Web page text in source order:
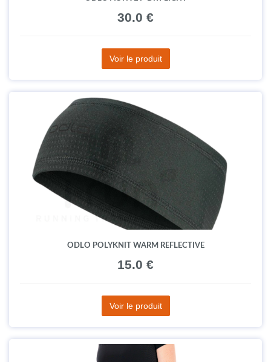
30.0 €
Voir le produit
ODLO POLYKNIT WARM REFLECTIVE
15.0 €
Voir le produit